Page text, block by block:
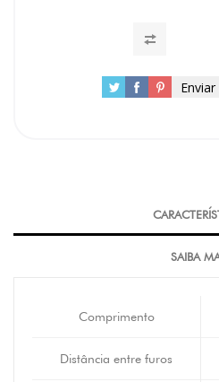
SAIBA
Comprimento
Distância entre furos